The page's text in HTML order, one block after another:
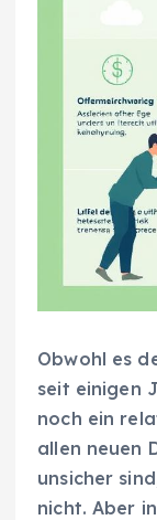
Obwohl es
seit einigen
noch ein
allen neuen
unsicher
nicht. Aber